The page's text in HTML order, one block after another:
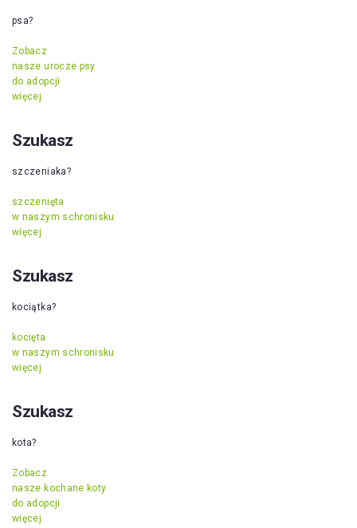
psa?
Zobacz
nasze urocze psy
do adopcji
więcej
Szukasz
szczeniaka?
szczenięta
w naszym schronisku
więcej
Szukasz
kociątka?
kocięta
w naszym schronisku
więcej
Szukasz
kota?
Zobacz
nasze kochane koty
do adopcji
więcej